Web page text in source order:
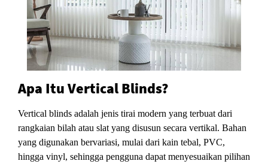
Apa Itu Vertical Blinds?
Vertical blinds adalah jenis tirai modern yang terbuat dari
rangkaian bilah atau slat yang disusun secara vertikal. Bahan
yang digunakan bervariasi, mulai dari kain tebal, PVC,
hingga vinyl, sehingga pengguna dapat menyesuaikan pilihan